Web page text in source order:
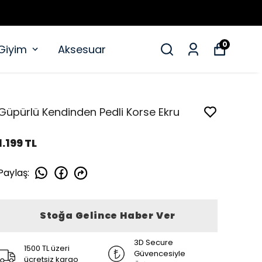
Aksesuar 0
Kendinden Pedli Korse Ekru
TL
:
Stoğa Gelince Haber Ver
1500 TL üzeri
ücretsiz kargo
3D Secure
Güvencesiyle